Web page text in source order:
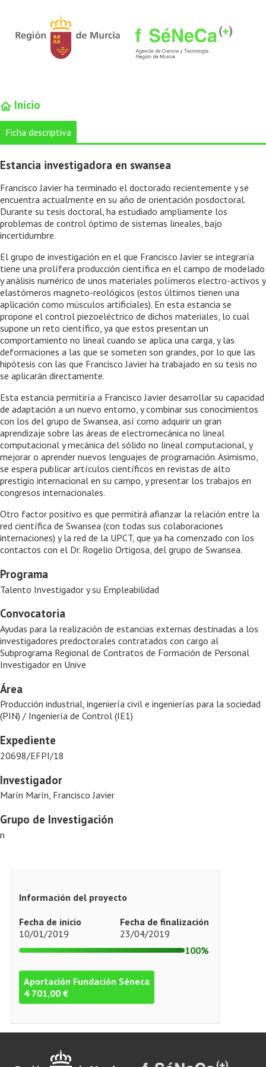
Inicio
Ficha descriptiva
Estancia investigadora en swansea
Francisco Javier ha terminado el doctorado recientemente y se
encuentra actualmente en su año de orientación posdoctoral.
Durante su tesis doctoral, ha estudiado ampliamente los
problemas de control óptimo de sistemas lineales, bajo
incertidumbre.
El grupo de investigación en el que Francisco Javier se integraría
tiene una prolífera producción científica en el campo de modelado
y análisis numérico de unos materiales polímeros electro-activos y
elastómeros magneto-reológicos (estos últimos tienen una
aplicación como músculos artificiales). En esta estancia se
propone el control piezoeléctrico de dichos materiales, lo cual
supone un reto científico, ya que estos presentan un
comportamiento no lineal cuando se aplica una carga, y las
deformaciones a las que se someten son grandes, por lo que las
hipótesis con las que Francisco Javier ha trabajado en su tesis no
se aplicarán directamente.
Esta estancia permitiría a Francisco Javier desarrollar su capacidad
de adaptación a un nuevo entorno, y combinar sus conocimientos
con los del grupo de Swansea, así como adquirir un gran
aprendizaje sobre las áreas de electromecánica no lineal
computacional y mecánica del sólido no lineal computacional, y
mejorar o aprender nuevos lenguajes de programación. Asimismo,
se espera publicar artículos científicos en revistas de alto
prestigio internacional en su campo, y presentar los trabajos en
congresos internacionales.
Otro factor positivo es que permitirá afianzar la relación entre la
red científica de Swansea (con todas sus colaboraciones
internaciones) y la red de la UPCT, que ya ha comenzado con los
contactos con el Dr. Rogelio Ortigosa, del grupo de Swansea.
Programa
Talento Investigador y su Empleabilidad
Convocatoria
Ayudas para la realización de estancias externas destinadas a los
investigadores predoctorales contratados con cargo al
Subprograma Regional de Contratos de Formación de Personal
Investigador en Unive
Área
Producción industrial, ingeniería civil e ingenierías para la sociedad
(PIN) / Ingeniería de Control (IE1)
Expediente
20698/EFPI/18
Investigador
Marín Marín, Francisco Javier
Grupo de Investigación
n
Información del proyecto
Fecha de inicio
10/01/2019
Fecha de finalización
23/04/2019
100%
Aportación Fundación Séneca
4 701,00 €